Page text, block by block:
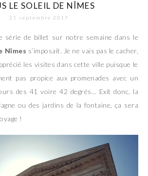
LE SOLEIL DE NÎMES
21 septembre 2017
série de billet sur notre semaine dans le
Nîmes s’imposait. Je ne vais pas le cacher,
les visites dans cette ville puisque le
pas propice aux promenades avec un
des 41 voire 42 degrés… Exit donc, la
ou des jardins de la fontaine, ça sera
!